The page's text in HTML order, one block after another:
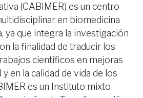
(CABIMER) es un centro
en biomedicina
ya que integra la investigación
la finalidad de traducir los
científicos en mejoras
en la calidad de vida de los
es un Instituto mixto